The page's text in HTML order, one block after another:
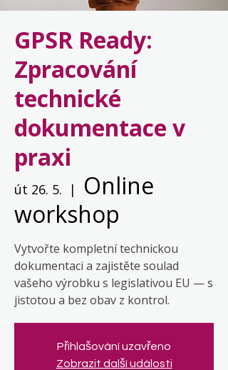
GPSR Ready:
Zpracování
technické
dokumentace v
praxi
út 26. 5.
  |
Online
workshop
Vytvořte kompletní technickou
dokumentaci a zajistěte soulad
vašeho výrobku s legislativou EU — s
jistotou a bez obav z kontrol.
Přihlašování uzavřeno
Zobrazit další události